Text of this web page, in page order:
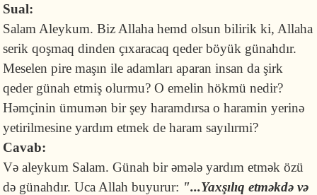
Sual:
Salam Aleykum. Biz Allaha hemd olsun bilirik ki, Allaha
serik qoşmaq dinden çıxaracaq qeder böyük günahdır.
Meselen pire maşın ile adamları aparan insan da şirk
qeder günah etmiş olurmu? O emelin hökmü nedir?
Həmçinin ümumən bir şey haramdırsa o haramin yerinə
yetirilmesine yardım etmek de haram sayılırmi?
Cavab:
Və aleykum Salam. Günah bir əmələ yardım etmək özü
də günahdır. Uca Allah buyurur: "...Yaxşılıq etməkdə və